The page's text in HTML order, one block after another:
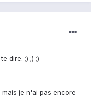
dire. ;) ;) ;)
je n'ai pas encore